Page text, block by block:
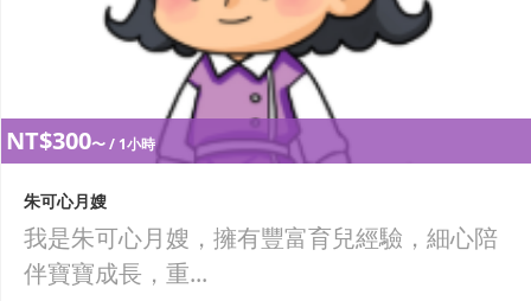
NT$300〜 / 1小時
朱可心月嫂
我是朱可心月嫂，擁有豐富育兒經驗，細心陪
伴寶寶成長，重...